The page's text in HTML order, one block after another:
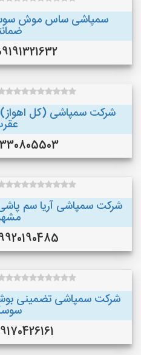
09191321632
شرکت سمپاشی (کل
09330805503
شرکت سمپاشی آریا سم
09920190485
شرکت سمپاشی تضمینی
09170426161